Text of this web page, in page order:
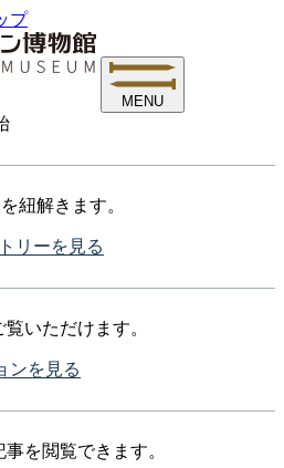
プ
MENU
紐解きます。
リーを見る
いただけます。
ンを見る
を閲覧できます。